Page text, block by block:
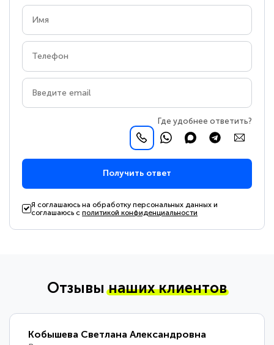
Где удобнее ответить?
Получить ответ
Я соглашаюсь на обработку персональных данных и
соглашаюсь сполитикой конфиденциальности
Отзывынаших клиентов
Кобышева Светлана Александровна